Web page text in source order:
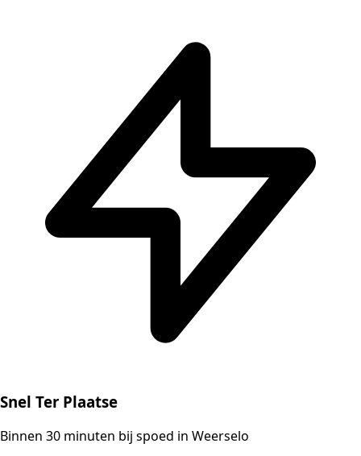
Snel Ter Plaatse
Binnen 30 minuten bij spoed in Weerselo